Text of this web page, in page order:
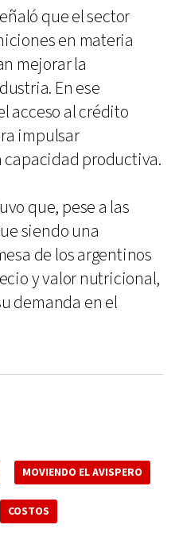
que el sector
en materia
mejorar la
En ese
acceso al crédito
impulsar
capacidad productiva.
que, pese a las
siendo una
de los argentinos
y valor nutricional,
demanda en el
MOVIENDO EL AVISPERO
COSTOS